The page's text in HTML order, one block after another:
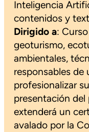
Inteligencia
contenidos y
Dirigido a:
geoturismo,
ambientales,
responsables de
profesionalizar
presentación del
extenderá un
avalado por la